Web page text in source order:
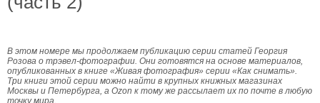
В этом номере мы продолжаем публикацию серии статей Георгия
Розова о трэвел-фотографии. Они готовятся на основе материалов,
опубликованных в книге «Живая фотография» серии «Как снимать».
Три книги этой серии можно найти в крупных книжных магазинах
Москвы и Петербурга, а Ozon к тому же рассылает их по почте в любую
точку мира.